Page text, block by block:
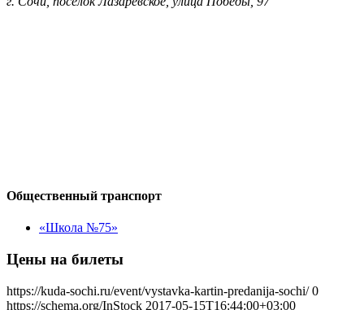
Общественный транспорт
«Школа №75»
Цены на билеты
https://kuda-sochi.ru/event/vystavka-kartin-predanija-sochi/ 0
https://schema.org/InStock 2017-05-15T16:44:00+03:00